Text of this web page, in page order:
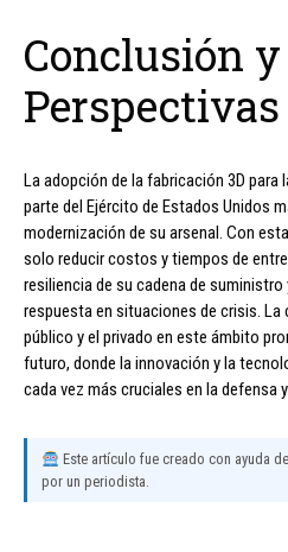
Conclusión y
Perspectivas
La adopción de la fabricación 3D para
parte del Ejército de Estados Unidos
modernización de su arsenal. Con
solo reducir costos y tiempos de
resiliencia de su cadena de
respuesta en situaciones de crisis.
público y el privado en este ámbito
futuro, donde la innovación y la
cada vez más cruciales en la defensa
Este artículo fue creado con ayuda
por un periodista.